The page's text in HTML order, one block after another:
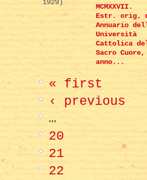
1929)
MCMXXVII.
Estr. orig.
Annuario
Università
Cattolica
Sacro Cuore,
anno...
« first
‹ previous
…
20
21
22